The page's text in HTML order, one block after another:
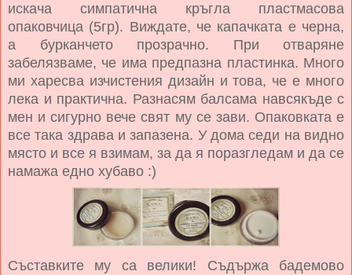
искача симпатична кръгла пластмасова
опаковчица (5гр). Виждате, че капачката е черна,
а бурканчето прозрачно. При отваряне
забелязваме, че има предпазна пластинка. Много
ми харесва изчистения дизайн и това, че е много
лека и практична. Разнасям балсама навсякъде с
мен и сигурно вече свят му се зави. Опаковката е
все така здрава и запазена. У дома седи на видно
място и все я взимам, за да я поразгледам и да се
намажа едно хубаво :)
Съставките му са велики! Съдържа бадемово